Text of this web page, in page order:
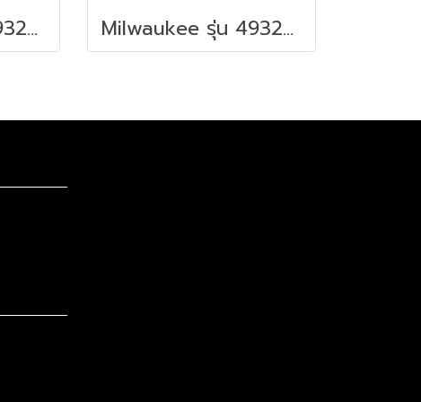
Milwaukee รุ่น 4932498647 PACKOUT™ ถาดสำหรับยึดกล่องเครื่องมือ รหัส 4932498647 Milwaukee รุ่น 4932498650 PACKOUT™ ตะขอแขวนสำหรับยึดกล่องเครื่องมือ รหัส 4932498650